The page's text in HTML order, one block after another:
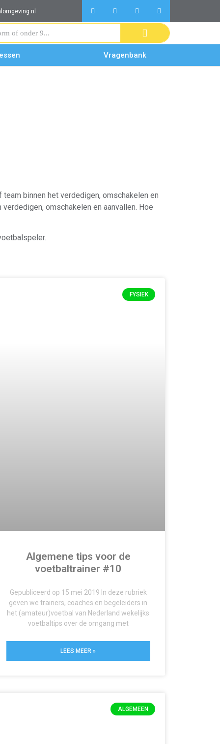
Vragenbank
binnen het verdedigen, omschakelen en
omschakelen en aanvallen. Hoe
FYSIEK
Algemene tips voor de
voetbaltrainer #10
Gepubliceerd op 15 mei 2019 In deze rubriek
geven we trainers, coaches en begeleiders in
het (amateur)voetbal van Nederland wekelijks
voetbaltips over de omgang met
LEES MEER »
ALGEMEEN